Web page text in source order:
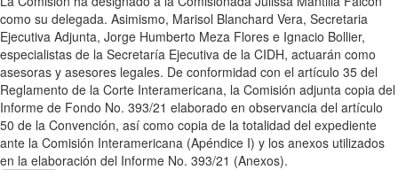
como su delegada. Asimismo, Marisol Blanchard Vera, Secretaria
Ejecutiva Adjunta, Jorge Humberto Meza Flores e Ignacio Bollier,
especialistas de la Secretaría Ejecutiva de la CIDH, actuarán como
asesoras y asesores legales. De conformidad con el artículo 35 del
Reglamento de la Corte Interamericana, la Comisión adjunta copia del
Informe de Fondo No. 393/21 elaborado en observancia del artículo
50 de la Convención, así como copia de la totalidad del expediente
ante la Comisión Interamericana (Apéndice I) y los anexos utilizados
en la elaboración del Informe No. 393/21 (Anexos).